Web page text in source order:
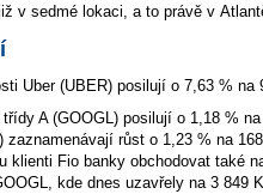
v sedmé lokaci, a to právě v
Uber (UBER) posilují o 7,63 % na
A (GOOGL) posilují o 1,18 %
zaznamenávají růst o 1,23 % na
klienti Fio banky obchodovat také
kde dnes uzavřely na 3 849